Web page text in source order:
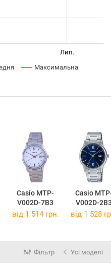
Лип.
Максимальна
Casio MTP-
V002D-7B3
Casio
V002D-
від 1 514 грн. від 1 528
Фільтр Усі моделі